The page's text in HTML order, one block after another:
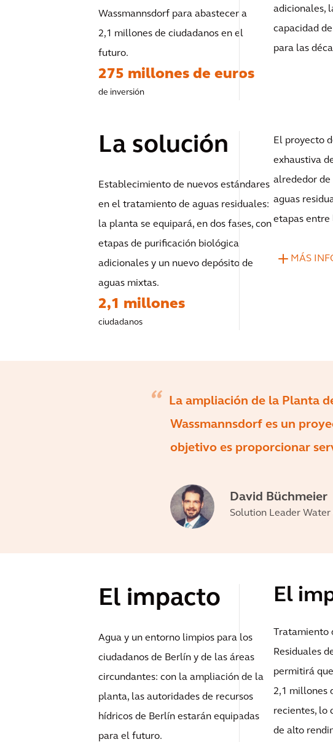
Wassmannsdorf para abastecer a
2,1 millones de ciudadanos en el
futuro.
275 millones de euros
de inversión
adicionales,
capacidad
para las
La solución
Establecimiento de nuevos estándares
en el tratamiento de aguas residuales:
la planta se equipará, en dos fases, con
etapas de purificación biológica
adicionales y un nuevo depósito de
aguas mixtas.
2,1 millones
ciudadanos
El proyecto
exhaustiva
alrededor
aguas
etapas entre
MÁS
La ampliación de la Planta
Wassmannsdorf es un
objetivo es proporcionar
David Büchmeier
Solution Leader
El impacto
Agua y un entorno limpios para los
ciudadanos de Berlín y de las áreas
circundantes: con la ampliación de la
planta, las autoridades de recursos
hídricos de Berlín estarán equipadas
para el futuro.
El
Residuales
permitirá
2,1 millones
recientes, lo
de alto